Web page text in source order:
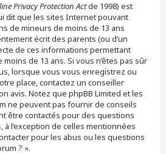
Privacy Protection Actde 1998) est
dit que les sites Internet pouvant
de mineurs de moins de 13 ans
écrit des parents (ou d’un
de ces informations permettant
de 13 ans. Si vous n’êtes pas sûr
lorsque vous vous enregistrez ou
place, contactez un conseiller
avis. Notez que phpBB Limited et les
ne peuvent pas fournir de conseils
être contactés pour des questions
l’exception de celles mentionnées
pour les abus ou les questions
? ».